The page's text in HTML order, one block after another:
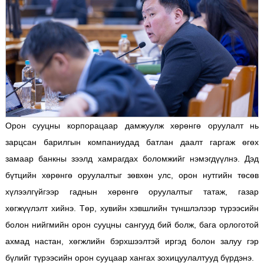
Орон сууцны корпорацаар дамжуулж хөрөнгө оруулалт нь
зарцсан барилгын компаниудад батлан даалт гаргаж өгөх
замаар банкны зээлд хамрагдах боломжийг нэмэгдүүлнэ. Дэд
бүтцийн хөрөнгө оруулалтыг зөвхөн улс, орон нутгийн төсөв
хүлээлгүйгээр гаднын хөрөнгө оруулалтыг татаж, газар
хөгжүүлэлт хийнэ. Төр, хувийн хэвшлийн түншлэлээр түрээсийн
болон нийгмийн орон сууцны сангууд бий болж, бага орлоготой
ахмад настан, хөгжлийн бэрхшээлтэй иргэд болон залуу гэр
бүлийг түрээсийн орон сууцаар хангах зохицуулалтууд бүрдэнэ.